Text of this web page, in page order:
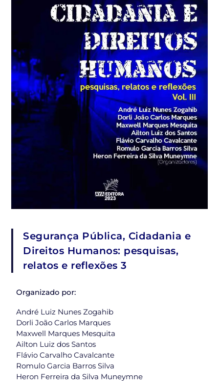
Segurança Pública, Cidadania e
Direitos Humanos: pesquisas,
relatos e reflexões 3
Organizado por:
André Luiz Nunes Zogahib
Dorli João Carlos Marques
Maxwell Marques Mesquita
Ailton Luiz dos Santos
Flávio Carvalho Cavalcante
Romulo Garcia Barros Silva
Heron Ferreira da Silva Muneymne